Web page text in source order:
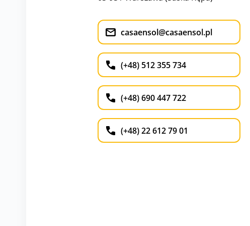
casaensol@casaensol.pl
(+48) 512 355 734
(+48) 690 447 722
(+48) 22 612 79 01